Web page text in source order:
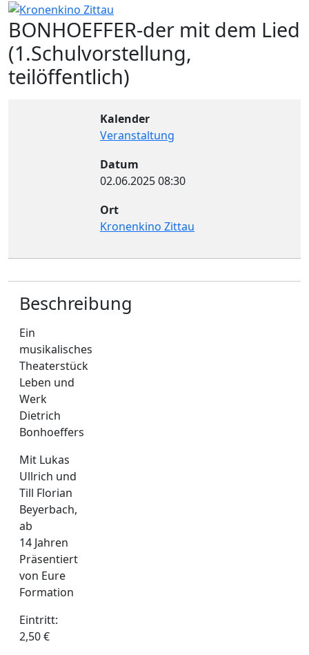
BONHOEFFER-der mit dem Lied
(1.Schulvorstellung,
teilöffentlich)
Kalender
Veranstaltung
Datum
02.06.202508:30
Ort
Kronenkino Zittau
Beschreibung
Ein
musikalisches
Theaterstück
Leben und
Werk
Dietrich
Bonhoeffers
Mit Lukas
Ullrich und
Till Florian
Beyerbach,
ab
14 Jahren
Präsentiert
von Eure
Formation
Eintritt:
2,50 €